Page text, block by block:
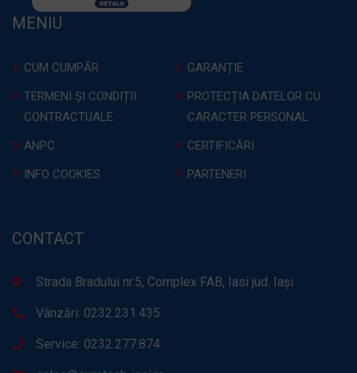
MENIU
CUM CUMPĂR
GARANȚIE
TERMENI ȘI CONDIȚII
CONTRACTUALE
PROTECȚIA DATELOR CU
CARACTER PERSONAL
ANPC
CERTIFICĂRI
INFO COOKIES
PARTENERI
CONTACT
Strada Bradului nr.5, Complex FAB, Iasi jud. Iași
Vânzări: 0232.231.435
Service: 0232.277.874